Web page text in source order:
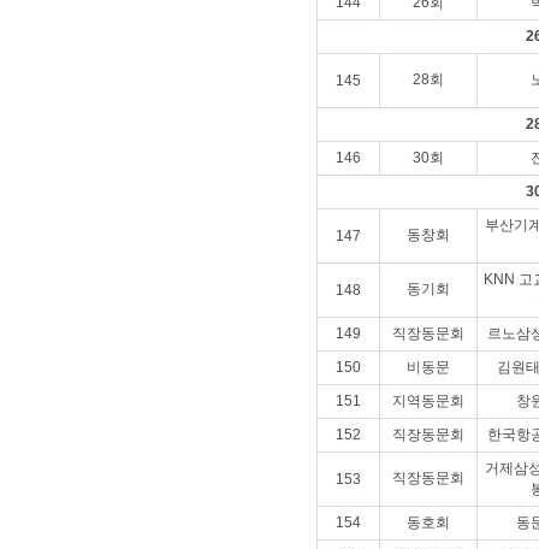
145 28회
146
30회
147 동창회
부산기
148 동기회
KNN 고
149
직장동문회
르노삼
150
비동문
김원
151
지역동문회
창
152
직장동문회 한국항
153 직장동문회
거제삼
154
동호회
동